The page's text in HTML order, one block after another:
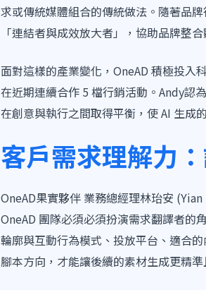
求或傳統媒體組合的傳統做法。隨著品
「連結者與成效放大者」，協助品牌整
面對這樣的產業變化，OneAD 積極投入
在近期連續合作 5 檔行銷活動。Andy認
在創意與執行之間取得平衡，使 AI 生成
客戶需求理解力
OneAD果實夥伴 業務總經理林珆安
OneAD 團隊必須必須扮演需求翻譯者的
輪廓與互動行為模式、投放平台、適合
腳本方向，才能讓後續的素材生成更精準